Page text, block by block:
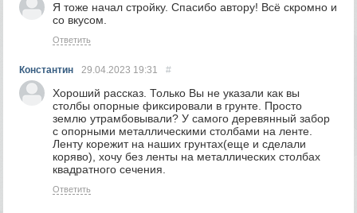
Я тоже начал стройку. Спасибо автору! Всё скромно и
со вкусом.
Ответить
Константин 29.04.2023 19:31 #
Хороший рассказ. Только Вы не указали как вы
столбы опорные фиксировали в грунте. Просто
землю утрамбовывали? У самого деревянный забор
с опорными металлическими столбами на ленте.
Ленту корежит на наших грунтах(еще и сделали
коряво), хочу без ленты на металлических столбах
квадратного сечения.
Ответить